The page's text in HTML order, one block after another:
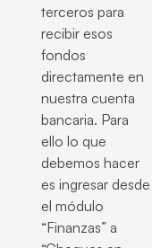
terceros para
recibir esos
fondos
directamente en
nuestra cuenta
bancaria. Para
ello lo que
debemos hacer
es ingresar desde
el módulo
“Finanzas” a